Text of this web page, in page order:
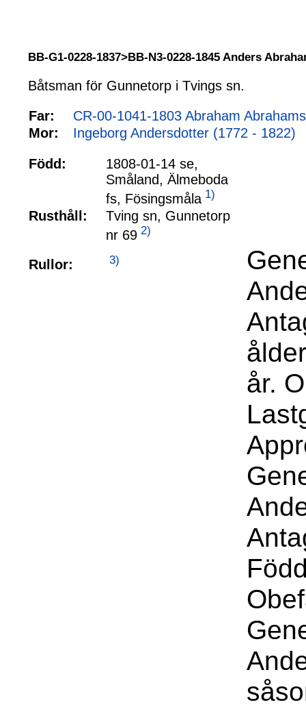
BB-G1-0228-1837>BB-N3-0228-1845 Anders
Båtsman för Gunnetorp i Tvings sn.
Far:
CR-00-1041-1803 Abraham
Mor:
Ingeborg Andersdotter (1772 - 1822)
Född:
1808-01-14 se,
Småland, Älmeboda
fs, Fösingsmåla 1)
Rusthåll:
Tving sn, Gunnetorp
nr 69 2)
Rullor: 3)
år.